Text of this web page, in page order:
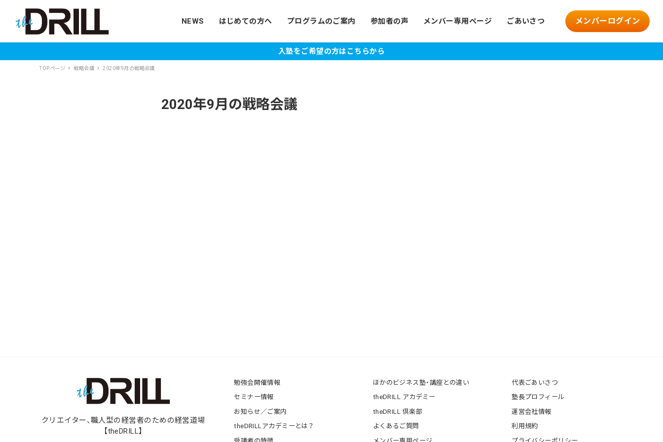
NEWS はじめての方へ プログラムのご案内 参加者の声 メンバー専用ページ ごあいさつ メンバーログイン
入塾をご希望の方はこちらから
TOPページ 戦略会議 2020年9月の戦略会議
2020年9月の戦略会議
クリエイター、職人型の経営者のための経営道場
【theDRILL】
勉強会開催情報
セミナー情報
お知らせ／ご案内
theDRILLアカデミーとは？
ほかのビジネス塾・講座との違い
theDRILL アカデミー
theDRILL 倶楽部
よくあるご質問
代表ごあいさつ
塾長プロフィール
運営会社情報
利用規約